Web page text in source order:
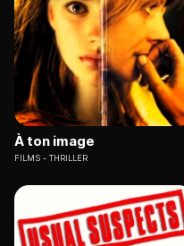
À ton image
FILMS THRILLER